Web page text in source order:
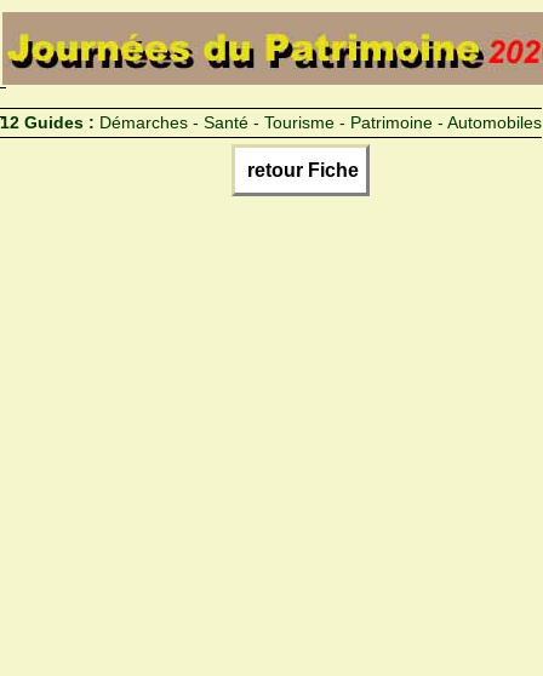
12 Guides : Démarches - Santé - Tourisme - Patrimoine - Automobiles
retour Fiche